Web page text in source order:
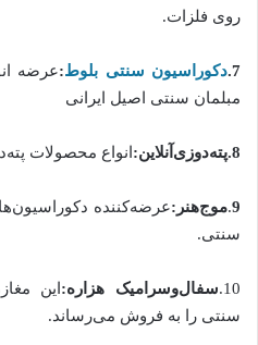
روی فلزات.
7
.دکوراسیون سنتی بلوط:عرضه
مبلمان سنتی اصیل ایرانی
8
.پته‌دوزی‌آنلاین: انواع محصولات
9
.موج‌هنر:عرضه‌کننده
سنتی.
10. سفال‌وسرامیک هزاره: این
سنتی را به فروش می‌رساند.